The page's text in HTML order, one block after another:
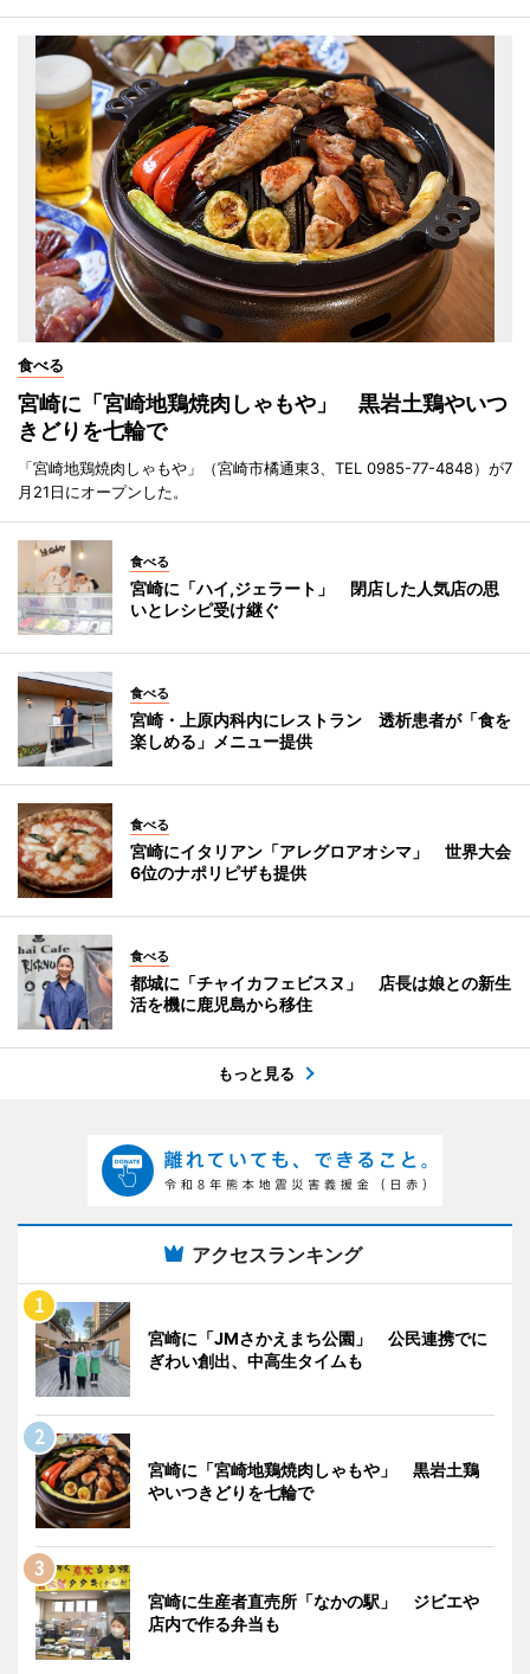
食べる
宮崎に「宮崎地鶏焼肉しゃもや」 黒岩土鶏やいつ
きどりを七輪で
「宮崎地鶏焼肉しゃもや」（宮崎市橘通東3、TEL 0985-77-4848）が7
月21日にオープンした。
食べる
宮崎に「ハイ,ジェラート」 閉店した人気店の思
いとレシピ受け継ぐ
食べる
宮崎・上原内科内にレストラン 透析患者が「食を
楽しめる」メニュー提供
食べる
宮崎にイタリアン「アレグロアオシマ」 世界大会
6位のナポリピザも提供
食べる
都城に「チャイカフェビスヌ」 店長は娘との新生
活を機に鹿児島から移住
もっと見る
アクセスランキング
宮崎に「JMさかえまち公園」 公民連携でに
ぎわい創出、中高生タイムも
宮崎に「宮崎地鶏焼肉しゃもや」 黒岩土鶏
やいつきどりを七輪で
宮崎に生産者直売所「なかの駅」 ジビエや
店内で作る弁当も